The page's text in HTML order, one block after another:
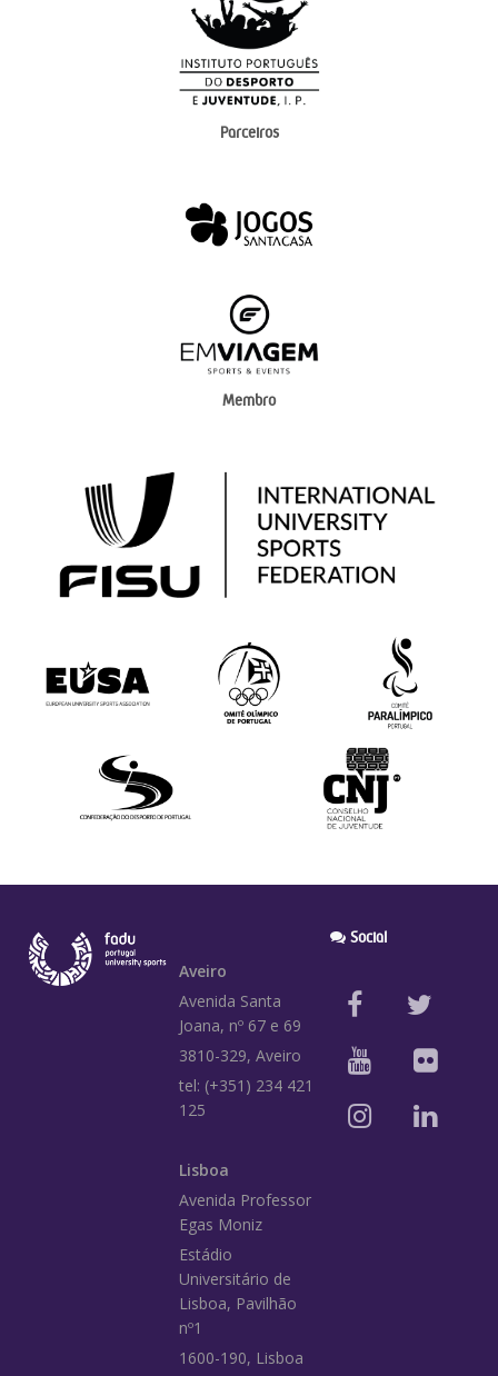
Parceiros
Membro
Aveiro
Avenida Santa
Joana, nº 67 e 69
3810-329, Aveiro
tel: (+351) 234 421
125
Lisboa
Avenida Professor
Egas Moniz
Estádio
Universitário de
Lisboa, Pavilhão
nº1
1600-190, Lisboa
Social